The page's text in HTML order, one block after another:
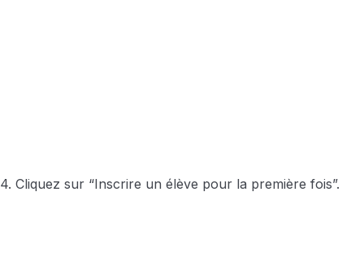
4. Cliquez sur “Inscrire un élève pour la première fois”.